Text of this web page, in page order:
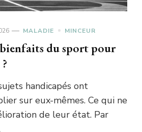
MALADIE MINCEUR
du sport pour
handicapés ont
sur eux-mêmes. Ce qui ne
de leur état. Par